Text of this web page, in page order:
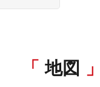
地図